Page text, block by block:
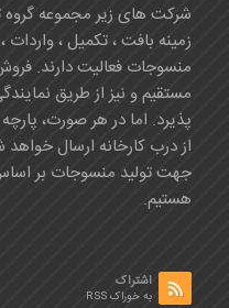
شرکت های زیر مجموعه گروه
زمینه بافت ، تکمیل ،
منسوجات فعالیت دارند.
مستقیم و نیز از طریق
پذیرد. اما در هر صورت،
از درب کارخانه ارسال
جهت تولید منسوجات بر
هستیم.
اشتراک
به خوراک RSS